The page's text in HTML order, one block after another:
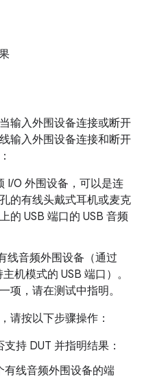
输入外围设备连接或断开
输入外围设备连接和断开
I/O 外围设备，可以是连
的有线头戴式耳机或麦克
的 USB 端口的 USB 音频
线音频外围设备（通过
机模式的 USB 端口）。
项，请在测试中指明。
请按以下步骤操作：
持 DUT 并指明结果：
有线音频外围设备的端